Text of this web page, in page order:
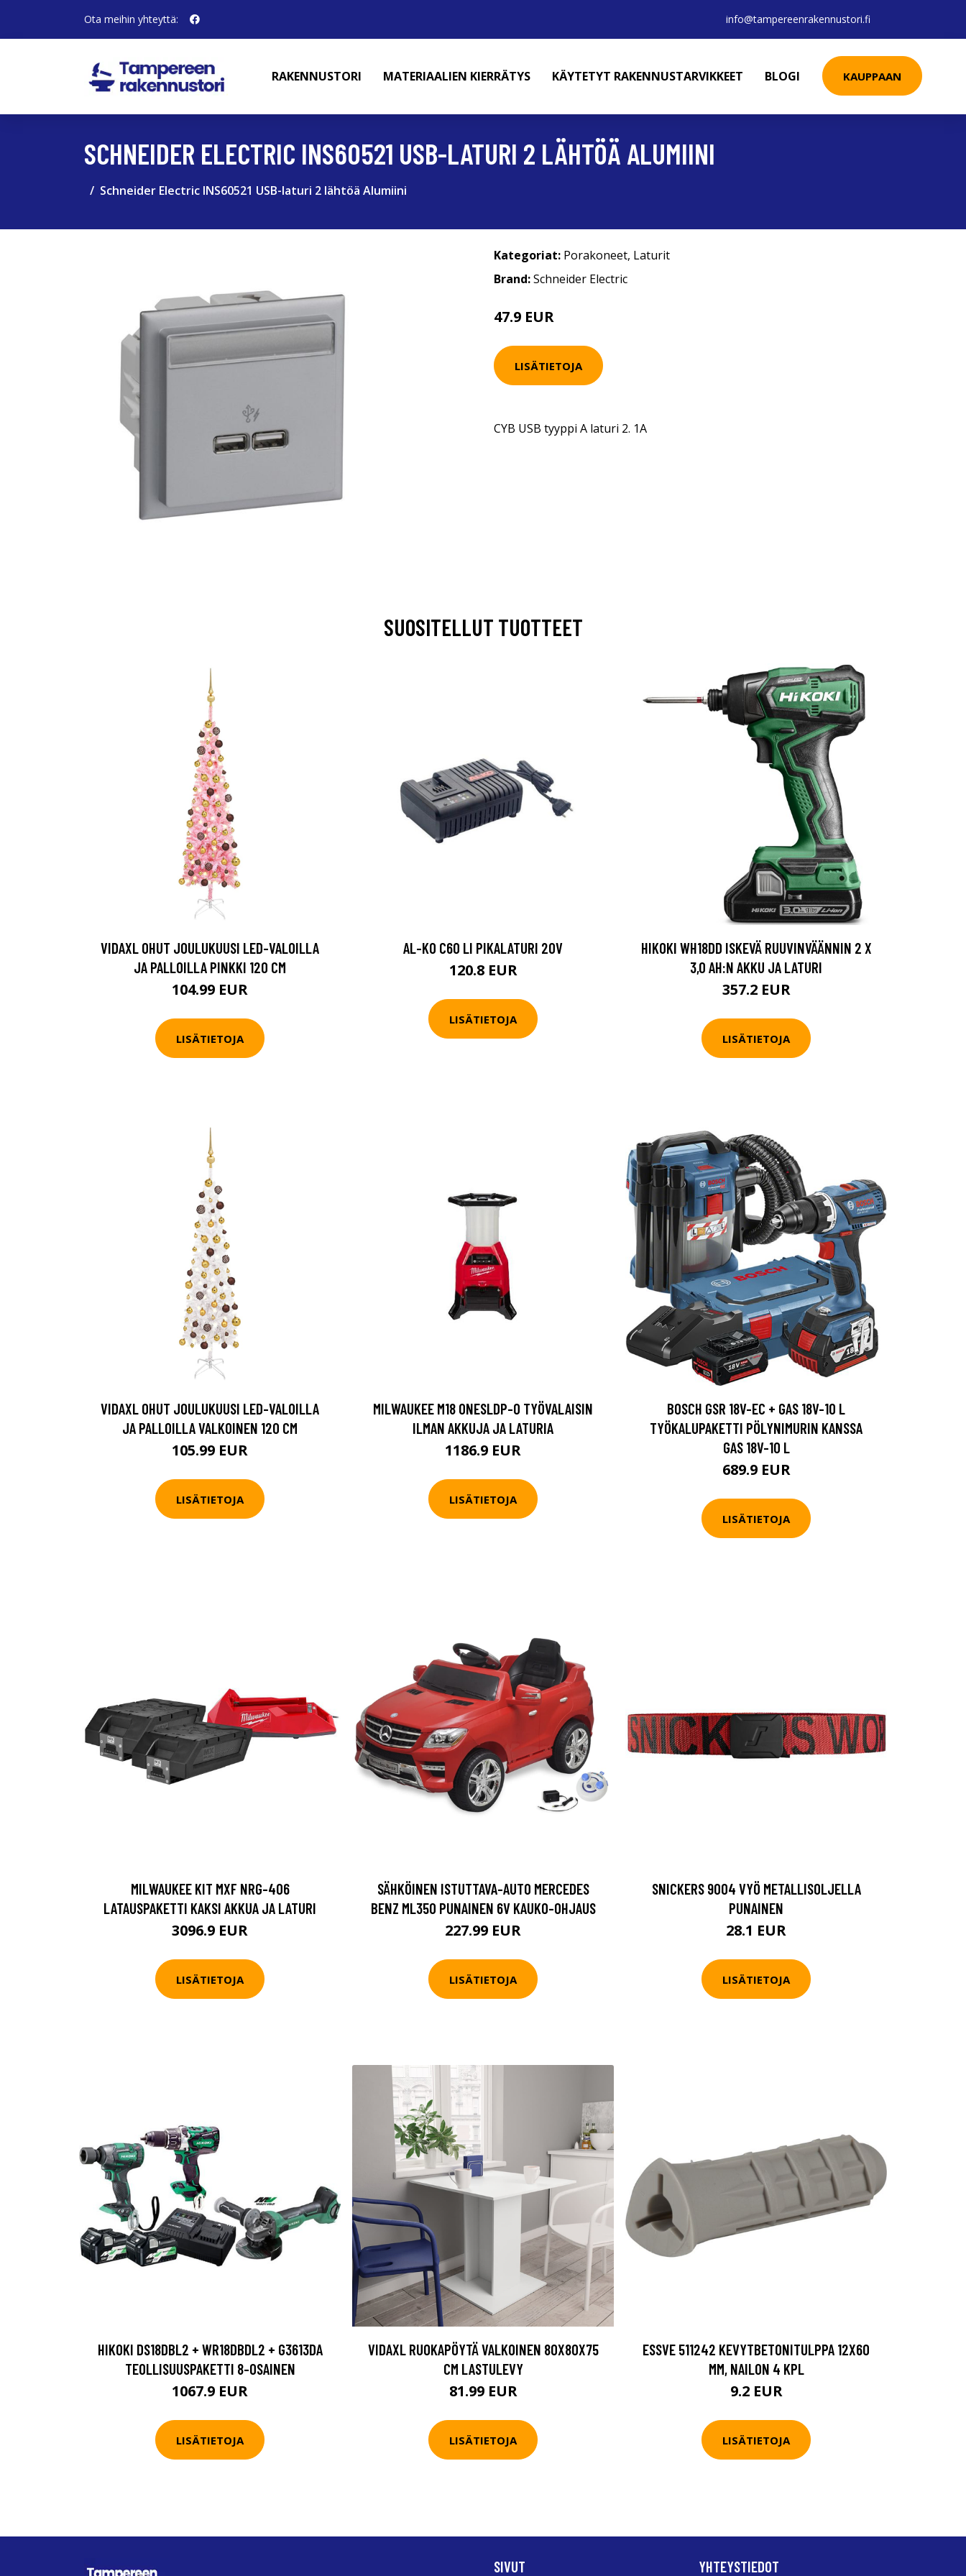
Ota meihin yhteyttä: info@tampereenrakennustori.fi
RAKENNUSTORI MATERIAALIEN KIERRÄTYS KÄYTETYT RAKENNUSTARVIKKEET BLOGI KAUPPAAN
SCHNEIDER ELECTRIC INS60521 USB-LATURI 2 LÄHTÖÄ ALUMIINI
Schneider Electric INS60521 USB-laturi 2 lähtöä Alumiini
Kategoriat: Porakoneet, Laturit
Brand:Schneider Electric
47.9 EUR
LISÄTIETOJA
CYB USB tyyppi A laturi 2. 1A
SUOSITELLUT TUOTTEET
VIDAXL OHUT JOULUKUUSI LED-VALOILLA
JA PALLOILLA PINKKI 120 CM
104.99 EUR
LISÄTIETOJA
AL-KO C60 LI PIKALATURI 20V
120.8 EUR
LISÄTIETOJA
HIKOKI WH18DD ISKEVÄ RUUVINVÄÄNNIN 2 X
3,0 AH:N AKKU JA LATURI
357.2 EUR
LISÄTIETOJA
VIDAXL OHUT JOULUKUUSI LED-VALOILLA
JA PALLOILLA VALKOINEN 120 CM
105.99 EUR
LISÄTIETOJA
MILWAUKEE M18 ONESLDP-0 TYÖVALAISIN
ILMAN AKKUJA JA LATURIA
1186.9 EUR
LISÄTIETOJA
BOSCH GSR 18V-EC + GAS 18V-10 L
TYÖKALUPAKETTI PÖLYNIMURIN KANSSA
GAS 18V-10 L
689.9 EUR
LISÄTIETOJA
MILWAUKEE KIT MXF NRG-406
LATAUSPAKETTI KAKSI AKKUA JA LATURI
3096.9 EUR
LISÄTIETOJA
SÄHKÖINEN ISTUTTAVA-AUTO MERCEDES
BENZ ML350 PUNAINEN 6V KAUKO-OHJAUS
227.99 EUR
LISÄTIETOJA
SNICKERS 9004 VYÖ METALLISOLJELLA
PUNAINEN
28.1 EUR
LISÄTIETOJA
HIKOKI DS18DBL2 + WR18DBDL2 + G3613DA
TEOLLISUUSPAKETTI 8-OSAINEN
1067.9 EUR
LISÄTIETOJA
VIDAXL RUOKAPÖYTÄ VALKOINEN 80X80X75
CM LASTULEVY
81.99 EUR
LISÄTIETOJA
ESSVE 511242 KEVYTBETONITULPPA 12X60
MM, NAILON 4 KPL
9.2 EUR
LISÄTIETOJA
SIVUT YHTEYSTIEDOT